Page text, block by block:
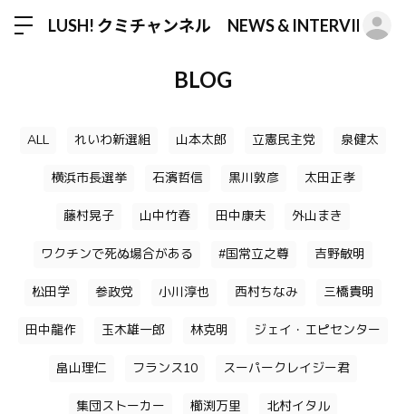
LUSH! クミチャンネル NEWS & INTERVIEW
BLOG
ALL れいわ新選組 山本太郎 立憲民主党 泉健太
横浜市長選挙 石濱哲信 黒川敦彦 太田正孝
藤村晃子 山中竹春 田中康夫 外山まき
ワクチンで死ぬ場合がある #国常立之尊 吉野敏明
松田学 参政党 小川淳也 西村ちなみ 三橋貴明
田中龍作 玉木雄一郎 林克明 ジェイ・エピセンター
畠山理仁 フランス10 スーパークレイジー君
集団ストーカー 櫛渕万里 北村イタル